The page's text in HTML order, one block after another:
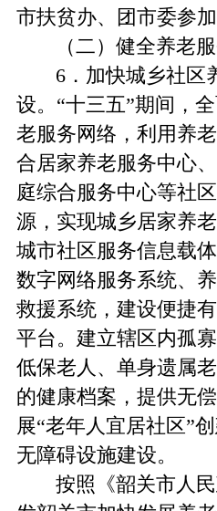
市扶贫办、团市委参加
（二）健全养老
6．加快城乡社区
设。“十三五”期间，
老服务网络，利用养
合居家养老服务中心
庭综合服务中心等社
源，实现城乡居家养
城市社区服务信息载
数字网络服务系统、
救援系统，建设便捷
平台。建立辖区内孤
低保老人、单身遗属
的健康档案，提供无
展“老年人宜居社区”
无障碍设施建设。
按照《韶关市人